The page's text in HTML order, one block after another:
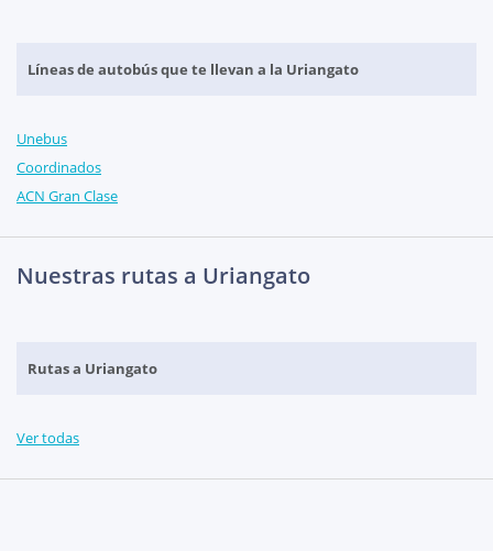
Líneas de autobús que te llevan a la Uriangato
Unebus
Coordinados
ACN Gran Clase
Nuestras rutas a Uriangato
Rutas a Uriangato
Ver todas